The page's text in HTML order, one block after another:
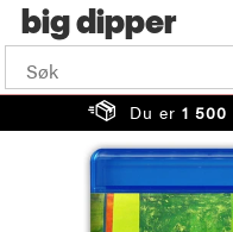
big
Du er 1 500